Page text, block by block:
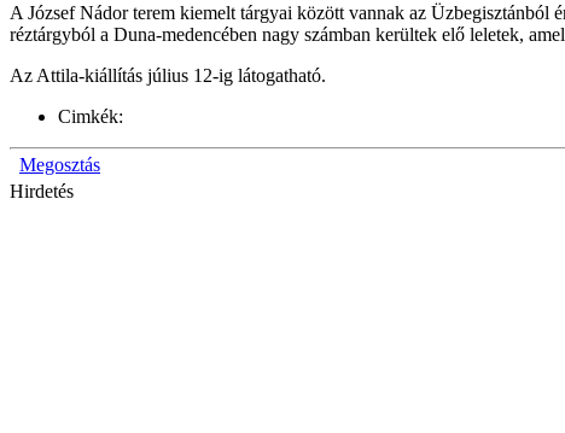
A József Nádor terem kiemelt tárgyai között vannak az Üzbegisztánból
réztárgyból a Duna-medencében nagy számban kerültek elő leletek,
Az Attila-kiállítás július 12-ig látogatható.
Cimkék:
Megosztás
Hirdetés